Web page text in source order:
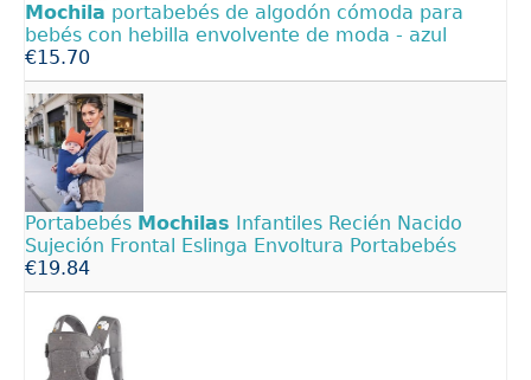
Mochila portabebés de algodón cómoda para
bebés con hebilla envolvente de moda - azul
€15.70
Portabebés Mochilas Infantiles Recién Nacido
Sujeción Frontal Eslinga Envoltura Portabebés
€19.84